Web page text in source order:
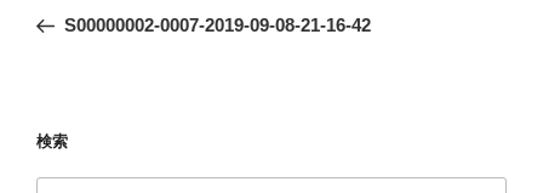
ナ
ー
シ
の
S00000002-0007-2019-09-08-21-16-42
検索